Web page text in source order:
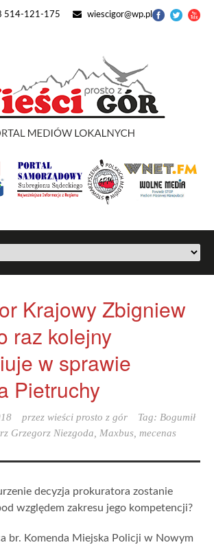
514-121-175 wiescigor@wp.pl
Krajowy Zbigniew
raz kolejny
w sprawie
Pietruchy
przez wieści prosto z gór Tag: Bogumił
Grzegorz Niezgoda Maxbus mecenas
decyzja prokuratora zostanie
względem zakresu jego kompetencji?
br. Komenda Miejska Policji w Nowym